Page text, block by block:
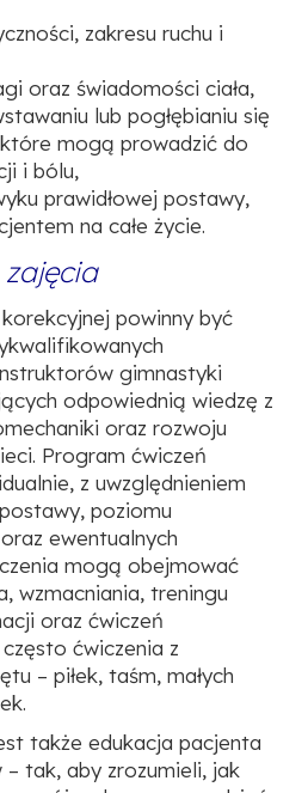
zakresu ruchu i
oraz świadomości ciała,
lub pogłębianiu się
mogą prowadzić do
i bólu,
prawidłowej postawy,
na całe życie.
powinny być
gimnastyki
odpowiednią wiedzę z
oraz rozwoju
Program ćwiczeń
z uwzględnieniem
poziomu
oraz ewentualnych
mogą obejmować
wzmacniania, treningu
oraz ćwiczeń
ćwiczenia z
– piłek, taśm, małych
także edukacja pacjenta
tak, aby zrozumieli, jak